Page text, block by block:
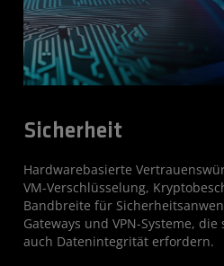
Sicherheit
Hardwarebasierte
VM-Verschlüsselung,
Bandbreite für
Gateways und VPN-Systeme,
auch Datenintegrität erfordern.